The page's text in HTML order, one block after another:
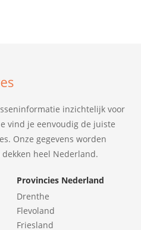
inzichtelijk voor
vind je eenvoudig de juiste
Onze gegevens worden
heel Nederland.
Provincies Nederland
Drenthe
Flevoland
Friesland